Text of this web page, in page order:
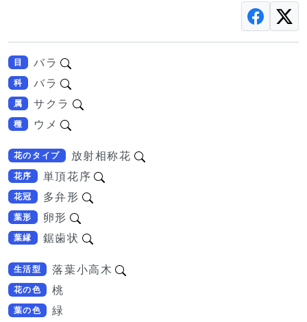
目 バラ
科 バラ
属 サクラ
種 ウメ
花のタイプ 放射相称花
花序 単頂花序
花冠 多弁形
葉形 卵形
葉縁 鋸歯状
生活型 落葉小高木
花の色 桃
葉の色 緑